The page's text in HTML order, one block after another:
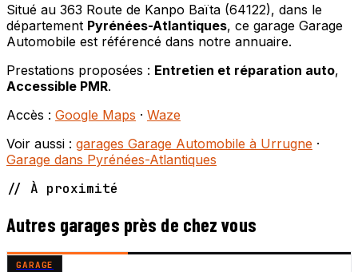
Situé au 363 Route de Kanpo Baïta (64122), dans le
département Pyrénées-Atlantiques, ce garage Garage
Automobile est référencé dans notre annuaire.
Prestations proposées : Entretien et réparation auto,
Accessible PMR.
Accès : Google Maps · Waze
Voir aussi : garages Garage Automobile à Urrugne ·
Garage dans Pyrénées-Atlantiques
// À proximité
Autres garages près de chez vous
GARAGE